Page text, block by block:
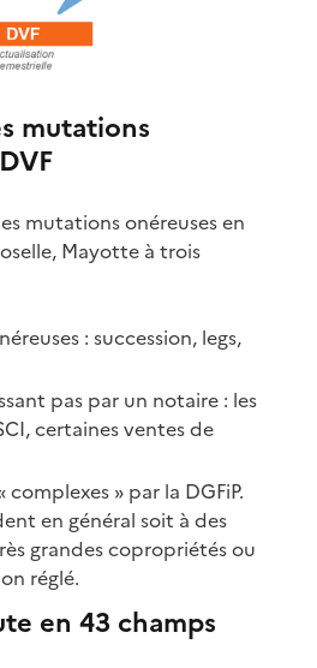
mutations
mutations onéreuses en
Mayotte à trois
: succession, legs,
pas par un notaire : les
certaines ventes de
» par la DGFiP.
en général soit à des
grandes copropriétés ou
réglé.
en 43 champs